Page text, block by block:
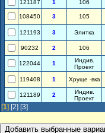
121187 1 106
108450 3 105
121193 3 Элитка
90232 2 106
122044 1
Индив.
Проект
119408 1 Хруще -вка
121189 2
Индив.
Проект
[1] [2] [3]